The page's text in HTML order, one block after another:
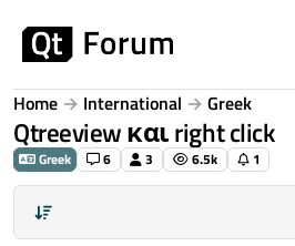
Home International Greek
Qtreeview και right click
Greek 6 3 6.5k 1